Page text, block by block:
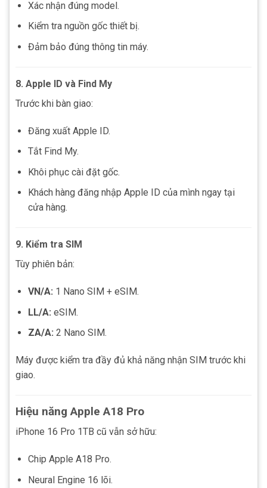
Xác nhận đúng model.
Kiểm tra nguồn gốc thiết bị.
Đảm bảo đúng thông tin máy.
8. Apple ID và Find My
Trước khi bàn giao:
Đăng xuất Apple ID.
Tắt Find My.
Khôi phục cài đặt gốc.
Khách hàng đăng nhập Apple ID của mình ngay tại
cửa hàng.
9. Kiểm tra SIM
Tùy phiên bản:
VN/A: 1 Nano SIM + eSIM.
LL/A: eSIM.
ZA/A: 2 Nano SIM.
Máy được kiểm tra đầy đủ khả năng nhận SIM trước khi
giao.
Hiệu năng Apple A18 Pro
iPhone 16 Pro 1TB cũ vẫn sở hữu:
Chip Apple A18 Pro.
Neural Engine 16 lõi.